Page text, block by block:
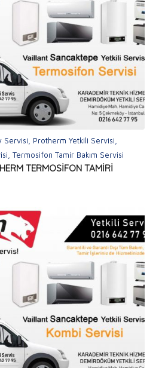
Servisi, Protherm Yetkili Servisi,
, Termosifon Tamir Bakım Servisi
TERMOSİFON TAMİRİ